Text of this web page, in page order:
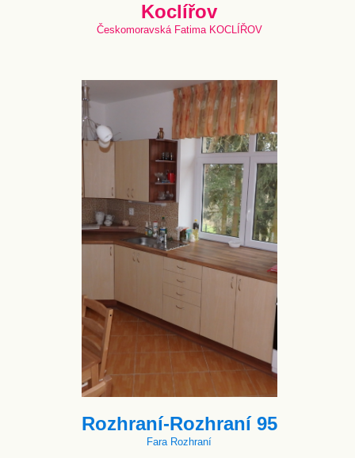
Koclířov
Českomoravská Fatima KOCLÍŘOV
Rozhraní-Rozhraní 95
Fara Rozhraní